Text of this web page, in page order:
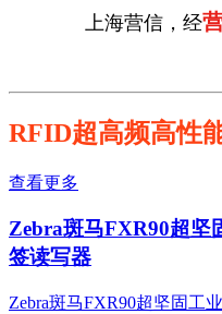
上海营信，经
RFID超高频高性
查看更多
Zebra斑马FXR90超坚
签读写器
Zebra斑马FXR90超坚固工